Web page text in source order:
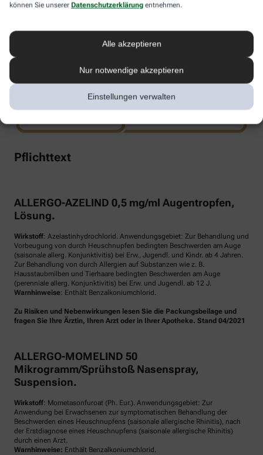
können Sie unserer Datenschutzerklärung entnehmen.
Alle akzeptieren
Nur notwendige akzeptieren
Einstellungen verwalten
Pflichttext
ALLERGO-AZELIND 0,5 mg/ml Augentropfen,
Lösung.
Wirkstoff: Azelastinhydrochlorid. Anwendungsgebiet: Zur Behandlung und
Vorbeugung von durch Heuschnupfen bedingten Beschwerden am Auge
(saisonale allerg. Konjunktivitis) bei Erw., Jugendl. und Kindr. ab 4 Jahren.
Zur Behandlung von durch Allergien auf Substanzen wie z. B.
Hausstaubmilben und Tierhaare bedingten Beschwerden am Auge
(perenniale allerg. Konjunktivitis) bei Erw. und Jugendl. ab 12 J.
Warnhinweise: Enthält Benzalkoniumchlorid.
Zu Risiken und Nebenwirkungen lesen Sie die Packungsbeilage und
fragen Sie Ihre Ärztin, Ihren Arzt oder in Ihrer Apotheke. Stand 04/2021
ALLERGO-MOMELIND 50
Mikrogramm/Sprühstoß Nasenspray,
Suspension.
Wirkstoff: Mometasonfuroat (Ph. Eur.). Anwendungsgebiet: Zur
Anwendung bei Erwachsenen zur symptomatischen Behandlung der
Beschwerden eines Heuschnupfens (saisonale allergische Rhinitis), nach
der Erstdiagnose eines Heuschnupfens (saisonale allergische Rhinitis)
durch einen Arzt.
Warnhinweise: Enthält Benzalkoniumchlorid.